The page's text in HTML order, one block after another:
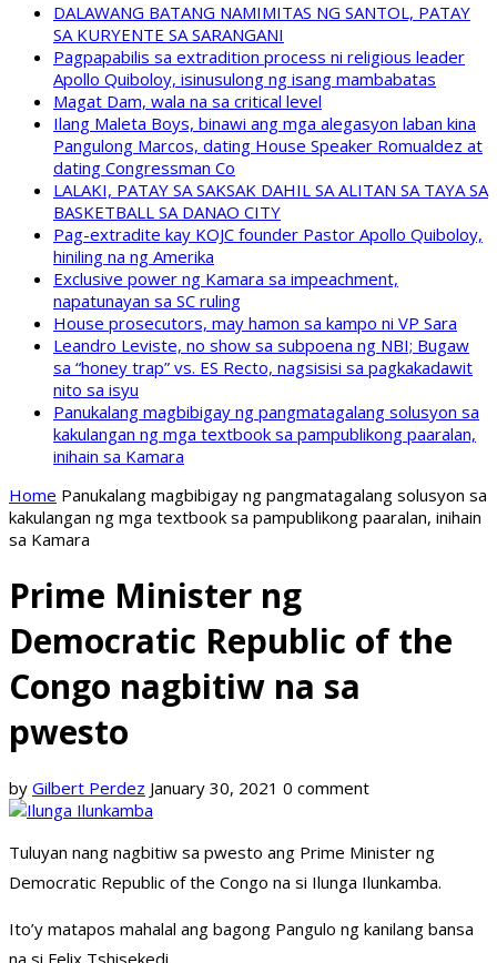
DALAWANG BATANG NAMIMITAS NG SANTOL, PATAY
SA KURYENTE SA SARANGANI
Pagpapabilis sa extradition process ni religious leader
Apollo Quiboloy, isinusulong ng isang mambabatas
Magat Dam, wala na sa critical level
Ilang Maleta Boys, binawi ang mga alegasyon laban kina
Pangulong Marcos, dating House Speaker Romualdez at
dating Congressman Co
LALAKI, PATAY SA SAKSAK DAHIL SA ALITAN SA TAYA SA
BASKETBALL SA DANAO CITY
Pag-extradite kay KOJC founder Pastor Apollo Quiboloy,
hiniling na ng Amerika
Exclusive power ng Kamara sa impeachment,
napatunayan sa SC ruling
House prosecutors, may hamon sa kampo ni VP Sara
Leandro Leviste, no show sa subpoena ng NBI; Bugaw
sa “honey trap” vs. ES Recto, nagsisisi sa pagkakadawit
nito sa isyu
Panukalang magbibigay ng pangmatagalang solusyon sa
kakulangan ng mga textbook sa pampublikong paaralan,
inihain sa Kamara
Home Panukalang magbibigay ng pangmatagalang solusyon sa
kakulangan ng mga textbook sa pampublikong paaralan, inihain
sa Kamara
Prime Minister ng
Democratic Republic of the
Congo nagbitiw na sa
pwesto
by Gilbert Perdez January 30, 2021 0 comment
Tuluyan nang nagbitiw sa pwesto ang Prime Minister ng
Democratic Republic of the Congo na si Ilunga Ilunkamba.
Ito’y matapos mahalal ang bagong Pangulo ng kanilang bansa